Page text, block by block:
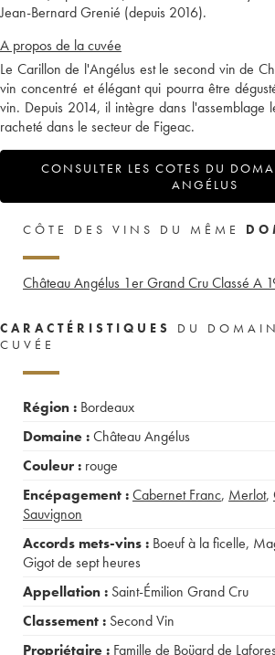
Jean-Bernard Grenié (depuis 2016).
A propos de la cuvée
Le Carillon de l'Angélus est le second vin de
vin concentré et élégant qui pourra être
vin. Depuis 2014, il intègre dans l'assemblage
racheté dans le secteur de Figeac.
CONSULTER LES COTES DU
ANGÉLUS
CÔTE DES VINS DU MÊME
Château Angélus 1er Grand Cru Classé A
CARACTÉRISTIQUES
DU
CUVÉE
Région : Bordeaux
Domaine :Château Angélus
Couleur : rouge
Encépagement :Cabernet Franc, Merlot,
Sauvignon
Accords mets-vins : Boeuf à la ficelle,
Gigot de sept heures
Appellation : Saint-Émilion Grand Cru
Classement : Second Vin
Propriétaire : Famille de Boüard de